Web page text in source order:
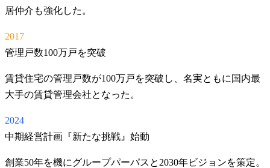
居仲介も強化した。
2017
管理戸数100万戸を突破
賃貸住宅の管理戸数が100万戸を突破し、名実ともに国内最
大手の賃貸管理会社となった。
2024
中期経営計画『新たな挑戦』始動
創業50年を機にグループパーパスと2030年ビジョンを策定。